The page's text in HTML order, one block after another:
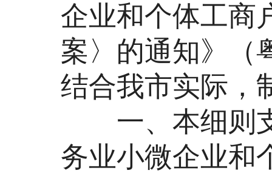
企业和个体工商
案〉的通知》（
结合我市实际，
一、本细则支
务业小微企业和